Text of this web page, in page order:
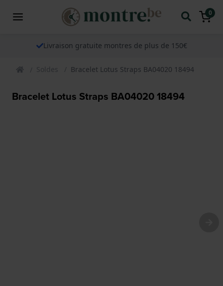
0
Livraison gratuite montres de plus de 150€
Soldes Bracelet Lotus Straps BA04020 18494
Bracelet Lotus Straps BA04020 18494